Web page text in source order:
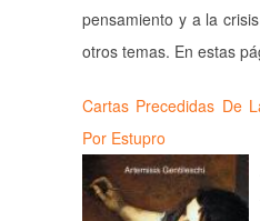
pensamiento y a la
otros temas. En estas
Cartas Precedidas De
Por Estupro